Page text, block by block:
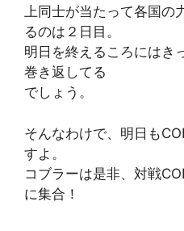
上同士が当たって各国の
るのは２日目。
明日を終えるころにはき
巻き返してる
でしょう。
そんなわけで、明日も
すよ。
コブラーは是非、対戦
に集合！